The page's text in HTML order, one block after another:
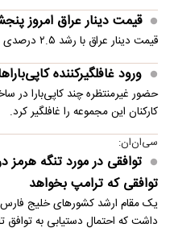
قیمت دینار عراق امروز پنجشنبه ۱۵
قیمت دینار عراق با رشد ۲.۵ درصدی در یک هفته اخیر، به ۱۳۲.۱ تومان رسید
ورود غافلگیرکننده
حضور غیرمنتظره چند کاپی‌بارا در
کارکنان این مجموعه را غافلگیر کرد.
سی‌ان‌ان:
توافقی در مورد تنگه
توافقی که ترامپ بخواهد
یک مقام ارشد کشورهای خلیج فارس
داشت که احتمال دستیابی به توافق تا